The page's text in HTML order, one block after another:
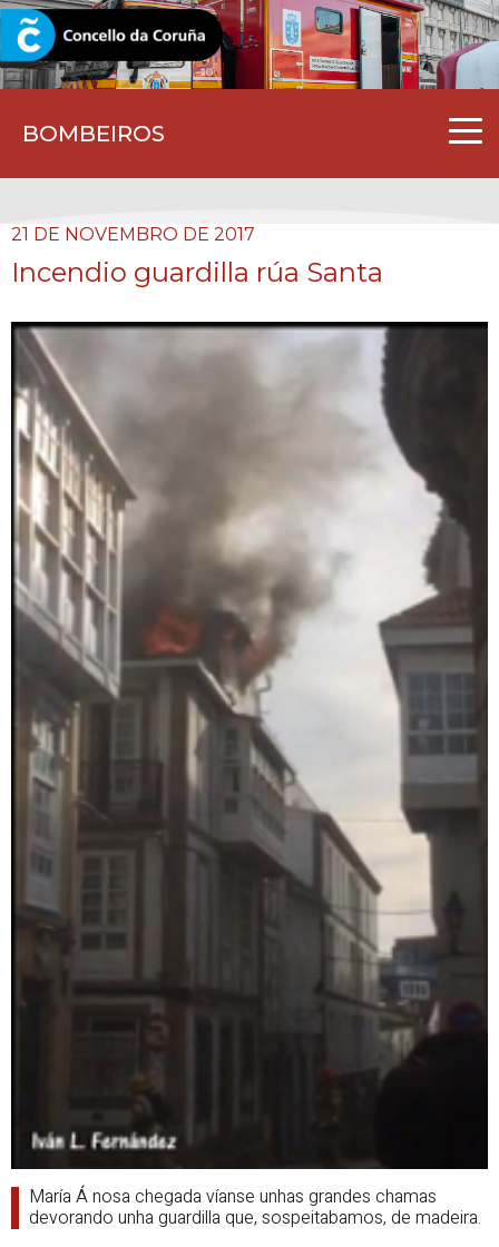
BOMBEIROS
CORUNA.GAL
21 DE NOVEMBRO DE 2017
Incendio guardilla rúa Santa
María Á nosa chegada víanse unhas grandes chamas
devorando unha guardilla que, sospeitabamos, de madeira.